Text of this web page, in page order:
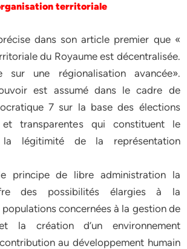
territoriale
dans son article premier que «
du Royaume est décentralisée.
sur une régionalisation avancée».
est assumé dans le cadre de
7 sur la base des élections
et transparentes qui constituent le
légitimité de la représentation
principe de libre administration la
des possibilités élargies à la
concernées à la gestion de
la création d’un environnement
au développement humain